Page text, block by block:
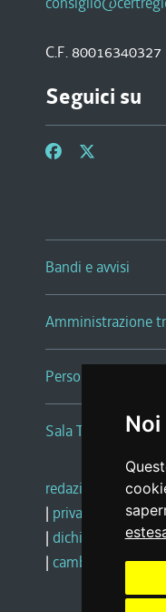
C.F. 80016340327
Seguici su
Bandi e avvisi
Amministrazione
Persone e Uffici
Sala Tiziano
redazione web |
| privacy
social
| dichiarazione di
| cambio